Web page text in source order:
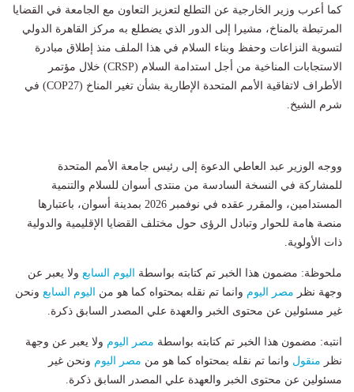
كما أعرب وزير الخارجية عن التطلع لتعزيز التعاون مع الجامعة في القضايا
المرتبطة بالمناخ، مشيرا إلى الدور الذي يضطلع به مركز القاهرة الدولي
لتسوية النزاعات وحفظ وبناء السلام في هذا الملف منذ إطلاق مبادرة
الاستجابات المناخية من أجل استدامة السلام (CRSP) خلال مؤتمر
الأطراف لاتفاقية الأمم المتحدة الإطارية بشأن تغير المناخ (COP27) في
شرم الشيخ.
ووجه الوزير عبد العاطي الدعوة إلى رئيس جامعة الأمم المتحدة
للمشاركة في النسخة السادسة من منتدى أسوان للسلام والتنمية
المستدامين، والمقرر عقده في نوفمبر 2026 بمدينة أسوان، باعتبارها
منصة هامة للحوار وتبادل الرؤى حول مختلف القضايا الإقليمية والدولية
ذات الأولوية.
ملحوظة: مضمون هذا الخبر تم كتابته بواسطة اليوم السابع ولا يعبر عن
وجهة نظر مصر اليوم وانما تم نقله بمحتواه كما هو من اليوم السابع ونحن
غير مسئولين عن محتوى الخبر والعهدة علي المصدر السابق ذكرة.
انتبه: مضمون هذا الخبر تم كتابته بواسطة مصر اليوم ولا يعبر عن وجهة
نظر منقول وانما تم نقله بمحتواه كما هو من مصر اليوم ونحن غير
مسئولين عن محتوى الخبر والعهدة علي المصدر السابق ذكرة.